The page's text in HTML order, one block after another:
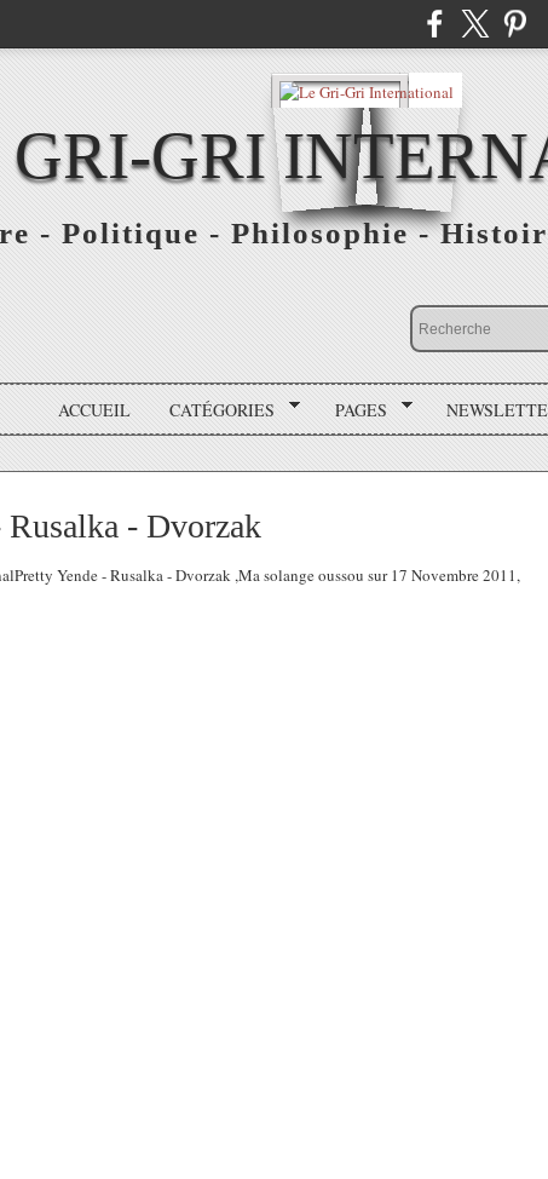
GRI
- Politique - Philosophie -
ACCUEIL CATÉGORIES PAGES
Rusalka - Dvorzak
Yende - Rusalka - Dvorzak ,Ma solange oussou sur 17 Novembre 2011,